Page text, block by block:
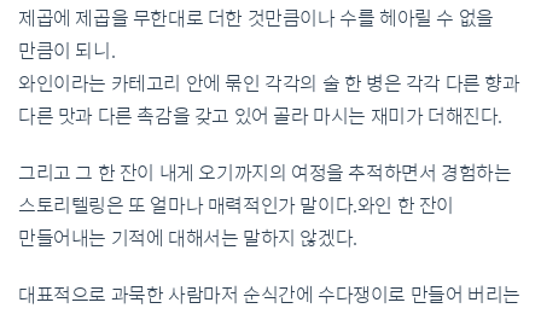
제곱에 제곱을 무한대로 더한 것만큼이나 수를 헤아릴 수 없을
만큼이 되니.
와인이라는 카테고리 안에 묶인 각각의 술 한 병은 각각 다른 향과
다른 맛과 다른 촉감을 갖고 있어 골라 마시는 재미가 더해진다.
그리고 그 한 잔이 내게 오기까지의 여정을 추적하면서 경험하는
스토리텔링은 또 얼마나 매력적인가 말이다.와인 한 잔이
만들어내는 기적에 대해서는 말하지 않겠다.
대표적으로 과묵한 사람마저 순식간에 수다쟁이로 만들어 버리는